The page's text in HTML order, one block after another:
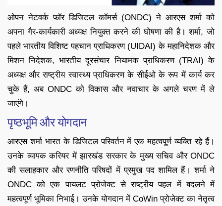
ओपन नेटवर्क फॉर डिजिटल कॉमर्स (ONDC) ने आरएस शर्मा को
अपना गैर-कार्यकारी अध्यक्ष नियुक्त करने की घोषणा की है। शर्मा, जो
पहले भारतीय विशिष्ट पहचान प्राधिकरण (UIDAI) के महानिदेशक और
मिशन निदेशक, भारतीय दूरसंचार नियामक प्राधिकरण (TRAI) के
अध्यक्ष और राष्ट्रीय स्वास्थ्य प्राधिकरण के सीईओ के रूप में कार्य कर
चुके हैं, अब ONDC को विकास और नवाचार के अगले चरण में ले
जाएंगे।
पृष्ठभूमि और योगदान
आरएस शर्मा भारत के डिजिटल परिवर्तन में एक महत्वपूर्ण व्यक्ति रहे हैं।
उनके व्यापक करियर में झारखंड सरकार के मुख्य सचिव और ONDC
की सलाहकार और रणनीति परिषदों में प्रमुख पद शामिल हैं। शर्मा ने
ONDC को एक पायलट प्रोजेक्ट से राष्ट्रीय पहल में बदलने में
महत्वपूर्ण भूमिका निभाई। उनके योगदान में CoWin प्रोजेक्ट का नेतृत्व